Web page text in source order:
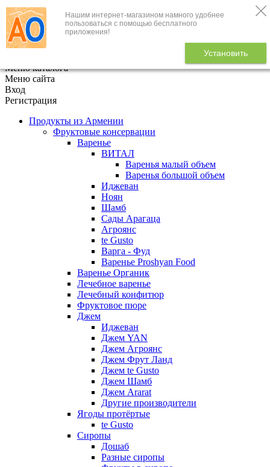
Нашим интернет-магазином намного удобнее
пользоваться с помощью бесплатного
приложения!
Установить
+7 (495) 646-888-1
В корзине
Меню каталога
Меню сайта
Вход
Регистрация
Продукты из Армении
Фруктовые консервации
Варенье
ВИТАЛ
Варенья малый объем
Варенья большой объем
Иджеван
Ноян
Шамб
Сады Арагаца
Агроянс
te Gusto
Варга - Фуд
Варенье Proshyan Food
Варенье Органик
Лечебное варенье
Лечебный конфитюр
Фруктовое пюре
Джем
Иджеван
Джем YAN
Джем Агроянс
Джем Фрут Ланд
Джем te Gusto
Джем Шамб
Джем Ararat
Другие производители
Ягоды протёртые
te Gusto
Сиропы
Дошаб
Разные сиропы